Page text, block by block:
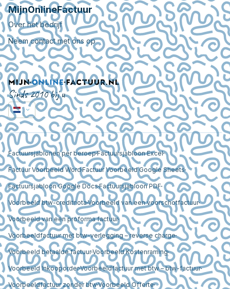
MijnOnlineFactuur
Over het bedrijf
Neem contact met ons op
Sinds 2010 bij u
Factuursjablonen per beroepFactuursjabloon Excel
Factuur Voorbeeld WordFactuur Voorbeeld Google Sheets
Factuursjabloon Google DocsFactuursjabloon PDF
Voorbeeld btw-creditnotaVoorbeeld van een voorschotfactuur
Voorbeeld van een proforma factuur
Voorbeeldfactuur met btw-verlegging – reverse charge
Voorbeeld betaalde factuurVoorbeeld Kostenraming
Voorbeeld InkooporderVoorbeeldfactuur met btw – btw-factuur
Voorbeeldfactuur zonder btwVoorbeeld Offerte